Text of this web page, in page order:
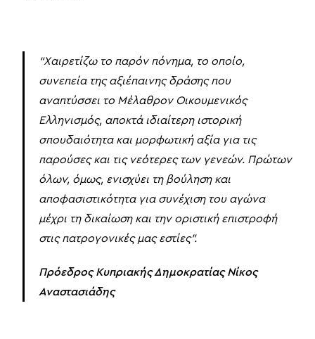
“Χαιρετίζω το παρόν πόνημα, το οποίο,
συνεπεία της αξιέπαινης δράσης που
αναπτύσσει το Μέλαθρον Οικουμενικός
Ελληνισμός, αποκτά ιδιαίτερη ιστορική
σπουδαιότητα και μορφωτική αξία για τις
παρούσες και τις νεότερες των γενεών. Πρώτων
όλων, όμως, ενισχύει τη βούληση και
αποφασιστικότητα για συνέχιση του αγώνα
μέχρι τη δικαίωση και την οριστική επιστροφή
στις πατρογονικές μας εστίες”.
Πρόεδρος Κυπριακής Δημοκρατίας Νίκος
Αναστασιάδης